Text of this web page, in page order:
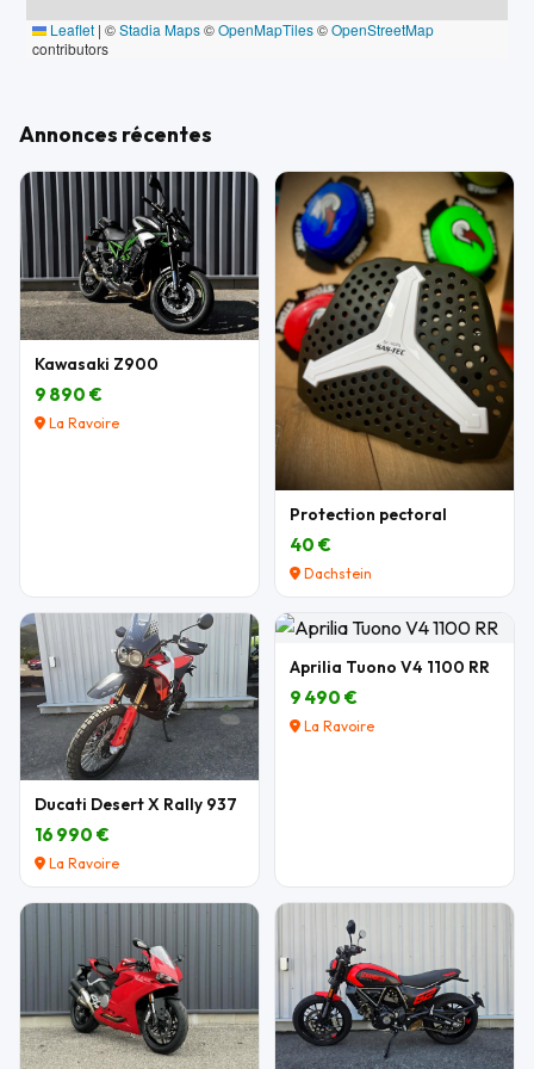
Leaflet | ©Stadia Maps©OpenMapTiles©OpenStreetMap
contributors
Annonces récentes
Kawasaki Z900
9 890 €
La Ravoire
Protection pectoral
40 €
Dachstein
Ducati Desert X Rally 937
16 990 €
La Ravoire
Aprilia Tuono V4 1100 RR
9 490 €
La Ravoire